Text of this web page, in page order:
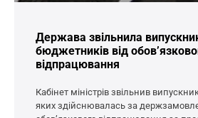
Держава звільнила
бюджетників від
відпрацювання
Кабінет міністрів звільнив
яких здійснювалась за